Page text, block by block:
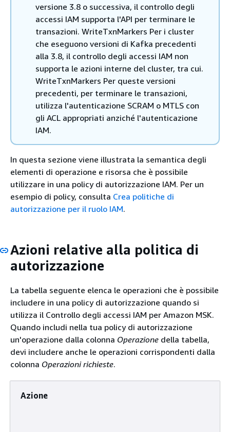
versione 3.8 o successiva, il controllo degli
accessi IAM supporta l'API per terminare le
transazioni. WriteTxnMarkers Per i cluster
che eseguono versioni di Kafka precedenti
alla 3.8, il controllo degli accessi IAM non
supporta le azioni interne del cluster, tra cui.
WriteTxnMarkers Per queste versioni
precedenti, per terminare le transazioni,
utilizza l'autenticazione SCRAM o MTLS con
gli ACL appropriati anziché l'autenticazione
IAM.
In questa sezione viene illustrata la semantica degli
elementi di operazione e risorsa che è possibile
utilizzare in una policy di autorizzazione IAM. Per un
esempio di policy, consulta Crea politiche di
autorizzazione per il ruolo IAM.
Azioni relative alla politica di
autorizzazione
La tabella seguente elenca le operazioni che è possibile
includere in una policy di autorizzazione quando si
utilizza il Controllo degli accessi IAM per Amazon MSK.
Quando includi nella tua policy di autorizzazione
un'operazione dalla colonna Operazione della tabella,
devi includere anche le operazioni corrispondenti dalla
colonna Operazioni richieste.
Azione